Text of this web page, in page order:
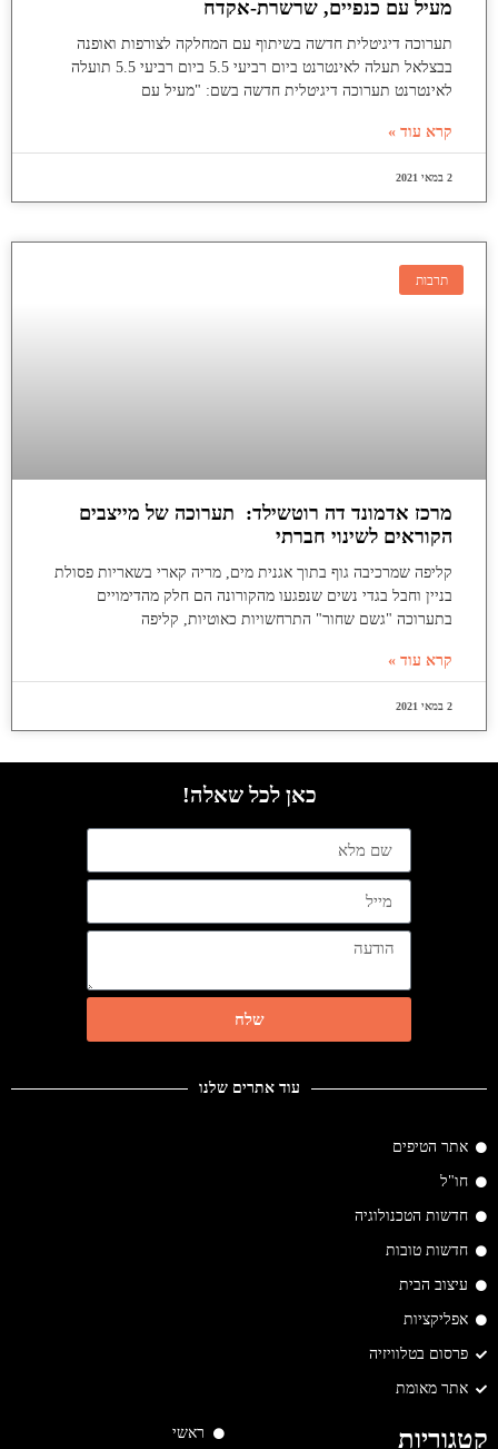
מעיל עם כנפיים, שרשרת-אקדח
תערוכה דיגיטלית חדשה בשיתוף עם המחלקה לצורפות ואופנה
בבצלאל תעלה לאינטרנט ביום רביעי 5.5 ביום רביעי 5.5 תועלה
לאינטרנט תערוכה דיגיטלית חדשה בשם: "מעיל עם
קרא עוד »
2 במאי 2021
תרבות
מרכז אדמונד דה רוטשילד: תערוכה של מייצבים
הקוראים לשינוי חברתי
קליפה שמרכיבה גוף בתוך אגנית מים, מריה קארי בשאריות פסולת
בניין וחבל בגדי נשים שנפגעו מהקורונה הם חלק מהדימויים
בתערוכה "גשם שחור" התרחשויות כאוטיות, קליפה
קרא עוד »
2 במאי 2021
ראשי קטגוריות
עוד אתרים שלנו
אתר הטיפים
חו"ל
חדשות הטכנולוגיה
חדשות טובות
עיצוב הבית
אפליקציות
פרסום בטלוויזיה
אתר מאומת
כאן לכל שאלה!
שלח